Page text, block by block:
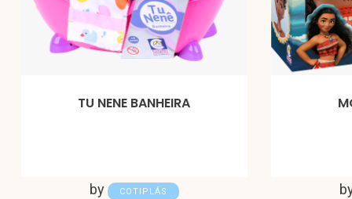
TU NENE BANHEIRA
by COTIPLÁS